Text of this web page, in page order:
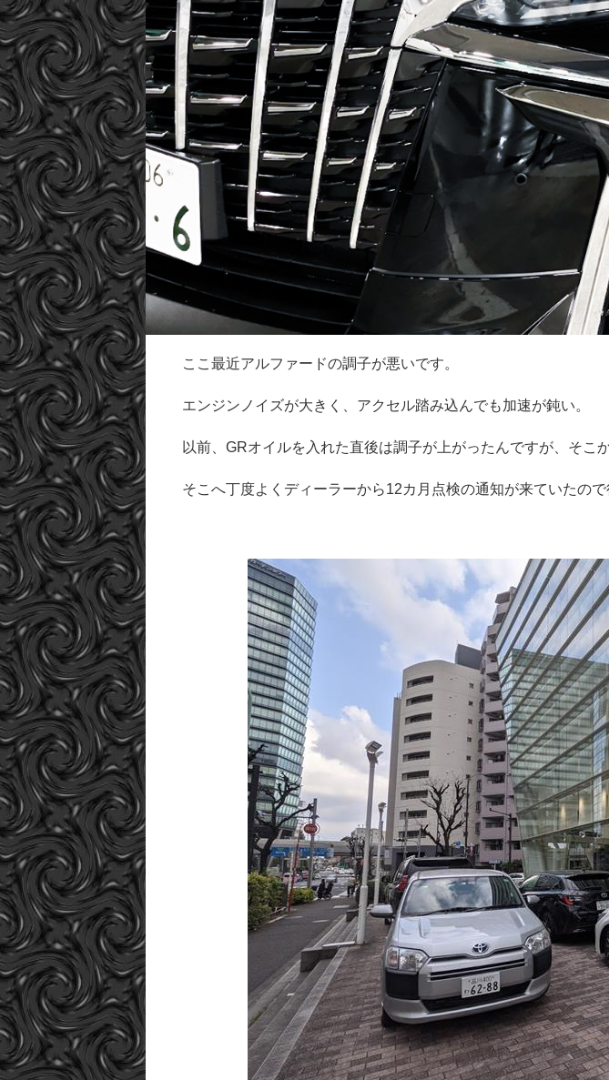
ここ最近アルファードの調子が悪いです。
エンジンノイズが大きく、アクセル踏み込んでも加速が鈍い。
以前、GRオイルを入れた直後は調子が上がったんですが、そこ
そこへ丁度よくディーラーから12カ月点検の通知が来ていたので